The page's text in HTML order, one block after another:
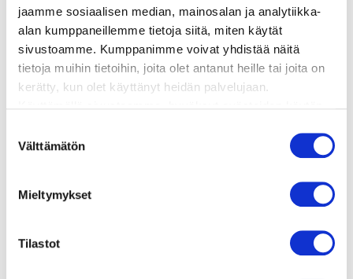
jaamme sosiaalisen median, mainosalan ja analytiikka-
alan kumppaneillemme tietoja siitä, miten käytät
sivustoamme. Kumppanimme voivat yhdistää näitä
tietoja muihin tietoihin, joita olet antanut heille tai joita on
kerätty, kun olet käyttänyt heidän palvelujaan.
valinta
Välttämätön
Mieltymykset
Tilastot